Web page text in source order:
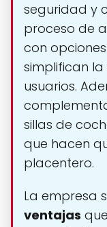
seguridad y
proceso de
con
simplifican
usuarios.
sillas de
que hacen
placentero.
La empresa
ventajas